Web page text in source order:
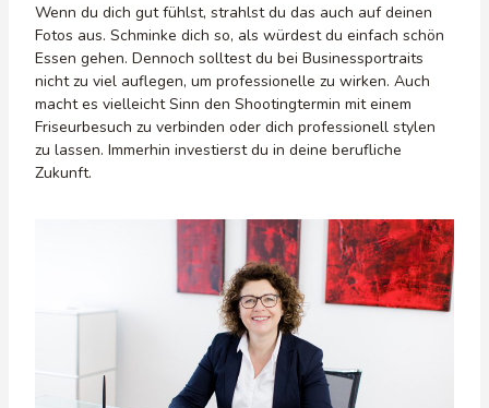
Wenn du dich gut fühlst, strahlst du das auch auf deinen
Fotos aus. Schminke dich so, als würdest du einfach schön
Essen gehen. Dennoch solltest du bei Businessportraits
nicht zu viel auflegen, um professionelle zu wirken. Auch
macht es vielleicht Sinn den Shootingtermin mit einem
Friseurbesuch zu verbinden oder dich professionell stylen
zu lassen. Immerhin investierst du in deine berufliche
Zukunft.